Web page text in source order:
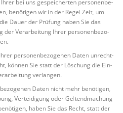
Ihrer bei uns gespei­cher­ten per­so­nen­be­
benö­ti­gen wir in der Regel Zeit, um
Dau­er der Prü­fung haben Sie das
der Ver­ar­bei­tung Ihrer per­so­nen­be­zo­
per­so­nen­be­zo­ge­nen Daten unrecht­
kön­nen Sie statt der Löschung die Ein­
verlangen.
Daten nicht mehr benö­ti­gen,
Ver­tei­di­gung oder Gel­tend­ma­chung
haben Sie das Recht, statt der